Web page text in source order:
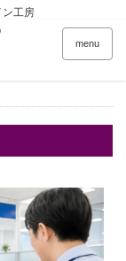
ン工房
menu